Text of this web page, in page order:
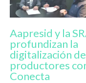
Aapresid y la
profundizan la
digitalización de
productores
Conecta